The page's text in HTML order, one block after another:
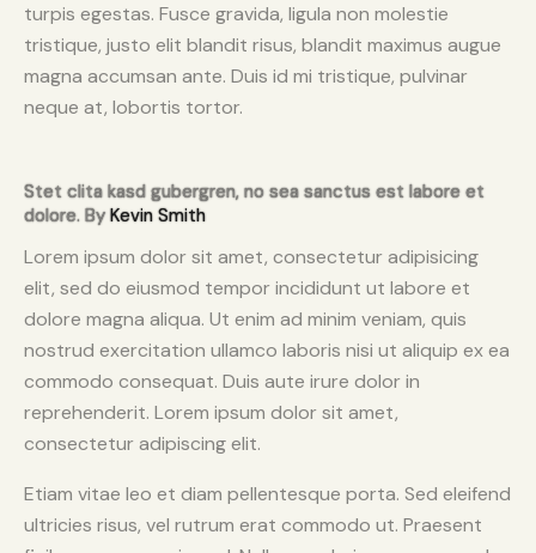
turpis egestas. Fusce gravida, ligula non molestie
tristique, justo elit blandit risus, blandit maximus augue
magna accumsan ante. Duis id mi tristique, pulvinar
neque at, lobortis tortor.
Stet clita kasd gubergren, no sea sanctus est labore et
dolore. ByKevin Smith
Lorem ipsum dolor sit amet, consectetur adipisicing
elit, sed do eiusmod tempor incididunt ut labore et
dolore magna aliqua. Ut enim ad minim veniam, quis
nostrud exercitation ullamco laboris nisi ut aliquip ex ea
commodo consequat. Duis aute irure dolor in
reprehenderit. Lorem ipsum dolor sit amet,
consectetur adipiscing elit.
Etiam vitae leo et diam pellentesque porta. Sed eleifend
ultricies risus, vel rutrum erat commodo ut. Praesent